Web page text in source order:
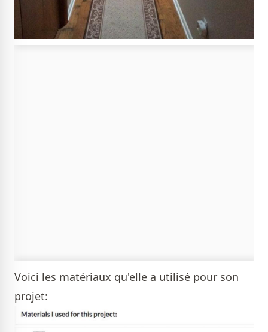
Voici les matériaux qu'elle a utilisé pour son
projet: